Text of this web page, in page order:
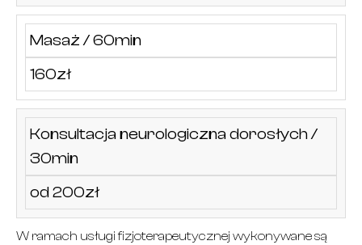
Masaż / 60min
160zł
Konsultacja neurologiczna dorosłych /
30min
od 200zł
W ramach usługi fizjoterapeutycznej wykonywane są